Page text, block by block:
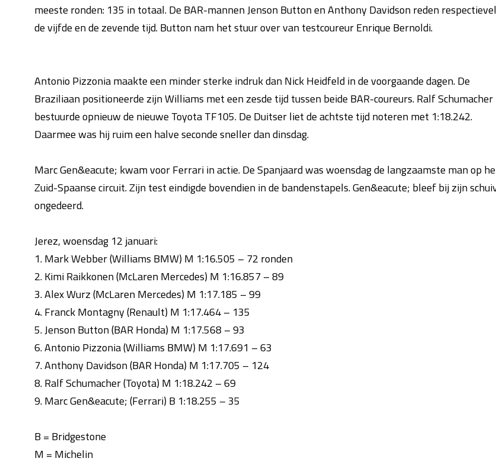
meeste ronden: 135 in totaal. De BAR-mannen Jenson Button en Anthony Davidson reden
de vijfde en de zevende tijd. Button nam het stuur over van testcoureur Enrique Bernoldi.
Antonio Pizzonia maakte een minder sterke indruk dan Nick Heidfeld in de voorgaande dagen. De
Braziliaan positioneerde zijn Williams met een zesde tijd tussen beide BAR-coureurs. Ralf Schumacher
bestuurde opnieuw de nieuwe Toyota TF105. De Duitser liet de achtste tijd noteren met 1:18.242.
Daarmee was hij ruim een halve seconde sneller dan dinsdag.
Marc Gen&eacute; kwam voor Ferrari in actie. De Spanjaard was woensdag de langzaamste man op
Zuid-Spaanse circuit. Zijn test eindigde bovendien in de bandenstapels. Gen&eacute; bleef bij zijn
ongedeerd.
Jerez, woensdag 12 januari:
1. Mark Webber (Williams BMW) M 1:16.505 – 72 ronden
2. Kimi Raikkonen (McLaren Mercedes) M 1:16.857 – 89
3. Alex Wurz (McLaren Mercedes) M 1:17.185 – 99
4. Franck Montagny (Renault) M 1:17.464 – 135
5. Jenson Button (BAR Honda) M 1:17.568 – 93
6. Antonio Pizzonia (Williams BMW) M 1:17.691 – 63
7. Anthony Davidson (BAR Honda) M 1:17.705 – 124
8. Ralf Schumacher (Toyota) M 1:18.242 – 69
9. Marc Gen&eacute; (Ferrari) B 1:18.255 – 35
B = Bridgestone
M = Michelin